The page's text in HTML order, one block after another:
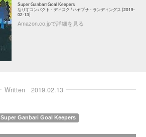
Super Ganbari Goal Keepers
なりすコンパクト・ディスク / ハヤブサ・ランディングス (2019-
02-13)
Amazon.co.jpで詳細を見る
Written 2019.02.13
Super Ganbari Goal Keepers